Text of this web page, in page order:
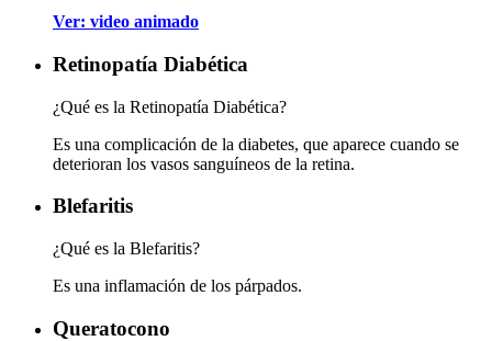
Ver: video animado
Retinopatía Diabética
¿Qué es la Retinopatía Diabética?
Es una complicación de la diabetes, que aparece cuando se
deterioran los vasos sanguíneos de la retina.
Blefaritis
¿Qué es la Blefaritis?
Es una inflamación de los párpados.
Queratocono